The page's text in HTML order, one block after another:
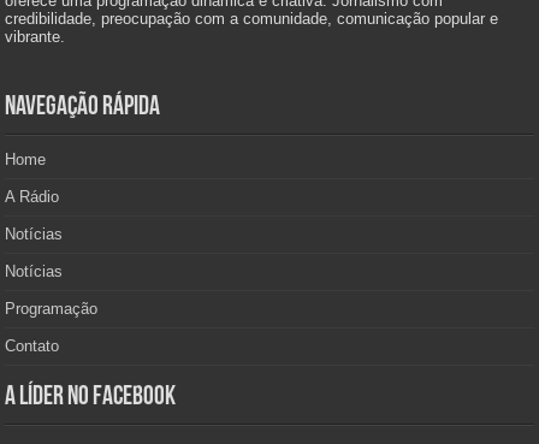
credibilidade, preocupação com a comunidade, comunicação popular e
vibrante.
Navegação Rápida
Home
A Rádio
Notícias
Notícias
Programação
Contato
A Líder no Facebook